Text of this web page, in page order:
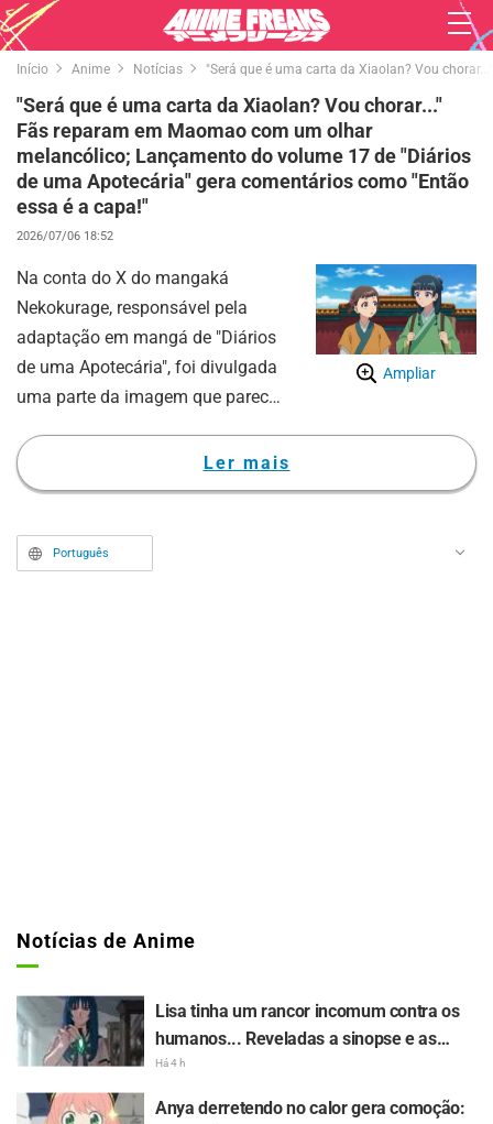
Início Anime Notícias "Será que é uma carta da Xiaolan? Vou
"Será que é uma carta da Xiaolan? Vou chorar..."
Fãs reparam em Maomao com um olhar
melancólico; Lançamento do volume 17 de "Diários
de uma Apotecária" gera comentários como "Então
essa é a capa!"
2026/07/06 18:52
Ampliar
Na conta do X do mangaká
Nekokurage, responsável pela
adaptação em mangá de "Diários
de uma Apotecária", foi divulgada
uma parte da imagem que parece
formato físico, com lançamento
previsto para 24 de julho, e o
Ler mais
Português
Notícias de Anime
Lisa tinha um rancor incomum contra os
humanos... Reveladas a sinopse e as
imagens prévias do episódio 6 do anime
Há 4 h
Anya derretendo no calor gera comoção: